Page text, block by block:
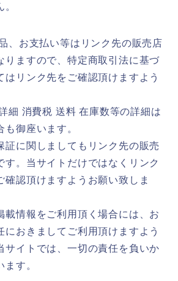
、お支払い等はリンク先の販売店
りますので、特定商取引法に基づ
はリンク先をご確認頂けますよう
細 消費税 送料 在庫数等の詳細は
御座います。
証に関しましてもリンク先の販売
す。当サイトだけではなくリンク
確認頂けますようお願い致しま
載情報をご利用頂く場合には、お
におきましてご利用頂けますよう
サイトでは、一切の責任を負いか
す。